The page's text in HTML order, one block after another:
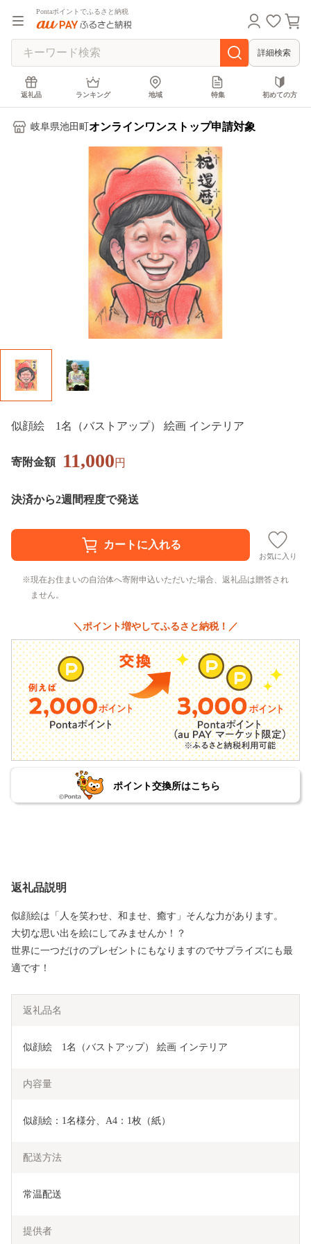
Pontaポイントでふるさと納税
詳細検索
返礼品 ランキング 地域 特集 初めての方
岐阜県池田町 オンラインワンストップ申請対象
似顔絵 1名（バストアップ） 絵画 インテリア
寄附金額 11,000円
決済から2週間程度で発送
お気に入り
現在お住まいの自治体へ寄附申込いただいた場合、返礼品は贈答され
ません。
＼ポイント増やしてふるさと納税！／
ポイント交換所はこちら
返礼品説明
似顔絵は「人を笑わせ、和ませ、癒す」そんな力があります。
大切な思い出を絵にしてみませんか！？
世界に一つだけのプレゼントにもなりますのでサプライズにも最
適です！
返礼品名
似顔絵　1名（バストアップ） 絵画 インテリア
内容量
似顔絵：1名様分、A4：1枚（紙）
配送方法
常温配送
提供者